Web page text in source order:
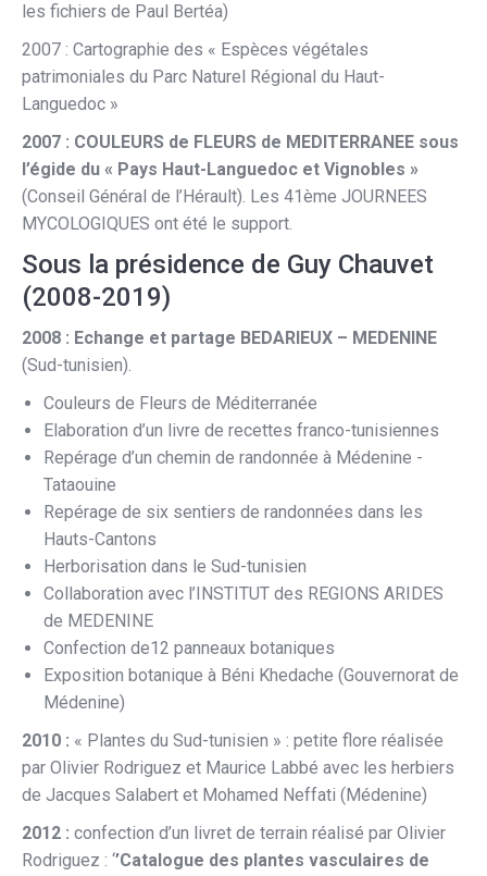
les fichiers de Paul Bertéa)
2007 : Cartographie des « Espèces végétales
patrimoniales du Parc Naturel Régional du Haut-
Languedoc »
2007 : COULEURS de FLEURS de MEDITERRANEE sous
l’égide du « Pays Haut-Languedoc et Vignobles »
(Conseil Général de l’Hérault). Les 41ème JOURNEES
MYCOLOGIQUES ont été le support.
Sous la présidence de Guy Chauvet
(2008-2019)
2008 : Echange et partage BEDARIEUX – MEDENINE
(Sud-tunisien).
Couleurs de Fleurs de Méditerranée
Elaboration d’un livre de recettes franco-tunisiennes
Repérage d’un chemin de randonnée à Médenine -
Tataouine
Repérage de six sentiers de randonnées dans les
Hauts-Cantons
Herborisation dans le Sud-tunisien
Collaboration avec l’INSTITUT des REGIONS ARIDES
de MEDENINE
Confection de12 panneaux botaniques
Exposition botanique à Béni Khedache (Gouvernorat de
Médenine)
2010 : « Plantes du Sud-tunisien » : petite flore réalisée
par Olivier Rodriguez et Maurice Labbé avec les herbiers
de Jacques Salabert et Mohamed Neffati (Médenine)
2012 : confection d’un livret de terrain réalisé par Olivier
Rodriguez : ‘’Catalogue des plantes vasculaires de